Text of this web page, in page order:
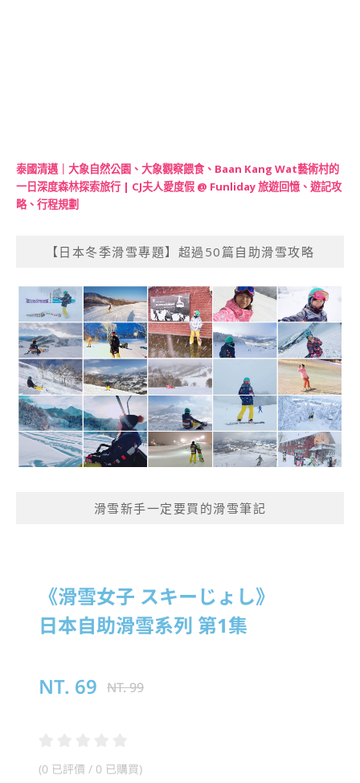
泰國清邁｜大象自然公園、大象觀察餵食、Baan Kang Wat藝術村的
一日深度森林探索旅行 | CJ夫人愛度假 @ Funliday 旅遊回憶、遊記攻
略、行程規劃
【日本冬季滑雪專題】超過50篇自助滑雪攻略
滑雪新手一定要買的滑雪筆記